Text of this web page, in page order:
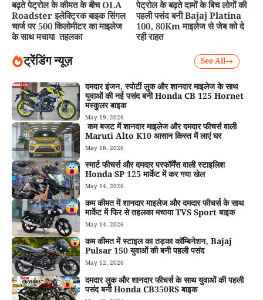
बढ़ते पेट्रोल के कीमत के बीच OLA
Roadster इलेक्ट्रिक बाइक सिंगल
चार्ज पर 500 किलोमीटर का माइलेज
के साथ मचाया तहलका
पेट्रोल के बढ़ते दामों के बिच लोगों की
पहली पसंद बनी Bajaj Platina
100, 80Km माइलेज से जेब को दे
रही राहत
ट्रेंडिंग न्यूज़ See All
दमदार इंजन, स्पोर्टी लुक और शानदार माइलेज के साथ
युवाओं की नई पसंद बनी Honda CB 125 Hornet
मस्कुलर बाइक
May 19, 2026
कम बजट में शानदार माइलेज और दमदार फीचर्स वाली
Maruti Alto K10 आसान किस्त में लाएं घर
May 18, 2026
स्मार्ट फीचर्स और दमदार परफॉर्मेंस वाली स्टाइलिश
Honda SP 125 मार्केट में कर गया खेल
May 14, 2026
कम कीमत में शानदार माइलेज और दमदार फीचर्स के साथ
मार्केट में फिर से तहलका मचाया TVS Sport बाइक
May 14, 2026
कम कीमत में स्टाइल का तड़का कॉम्बिनेशन, Bajaj
Pulsar 150 युवाओं की बनी पहली पसंद
May 12, 2026
दमदार लुक और शानदार फीचर्स के साथ युवाओं की पहली
पसंद बनी Honda CB350RS बाइक